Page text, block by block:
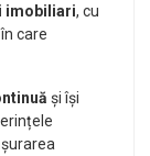
imobiliari, cu
care
și își